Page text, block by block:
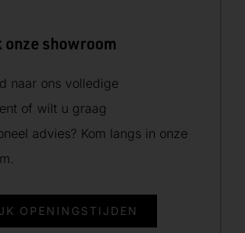
onze showroom
naar ons volledige
of wilt u graag
advies? Kom langs in onze
OPENINGSTIJDEN